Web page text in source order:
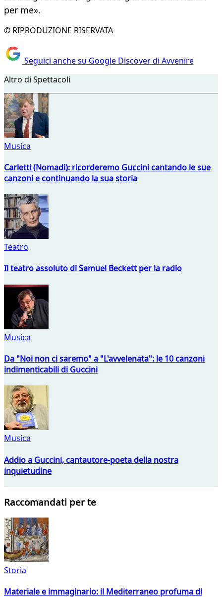
per me».
© RIPRODUZIONE RISERVATA
Seguici anche su Google Discover di Avvenire
Altro di Spettacoli
Musica
Carletti (Nomadi): ricorderemo Guccini cantando le sue
canzoni e continuando la sua storia
Teatro
Il teatro assoluto di Samuel Beckett per la radio
Musica
Da "Noi non ci saremo" a "L'avvelenata": le 10 canzoni
indimenticabili di Guccini
Musica
Addio a Guccini, cantautore-poeta della nostra
inquietudine
Raccomandati per te
Storia
Materiale e immaginario: il Mediterraneo profuma di